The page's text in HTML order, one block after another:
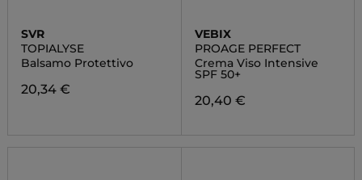
SVR
TOPIALYSE
Balsamo Protettivo
20,34 €
VEBIX
PROAGE PERFECT
Crema Viso Intensive
SPF 50+
20,40 €